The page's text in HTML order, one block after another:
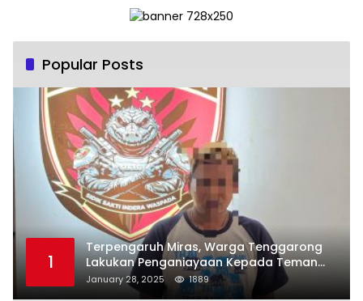
Popular Posts
1
Terpengaruh Miras, Warga Tenggarong
Lakukan Penganiayaan Kepada Teman
Sendiri
January 28, 2025 1889